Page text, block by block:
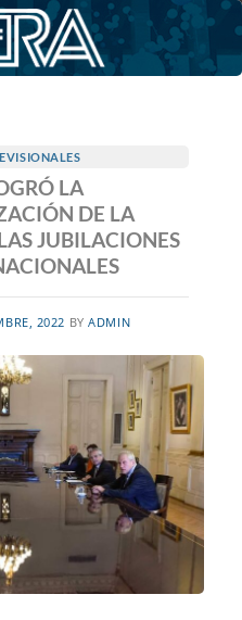
LA
DE LA
JUBILACIONES
2022 BYADMIN